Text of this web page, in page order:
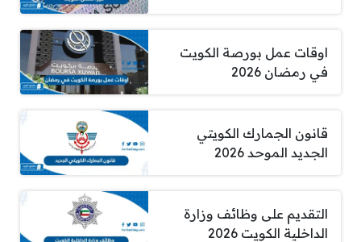
اوقات عمل بورصة الكويت
في رمضان 2026
قانون الجمارك الكويتي
الجديد الموحد 2026
التقديم على وظائف وزارة
الداخلية الكويت 2026